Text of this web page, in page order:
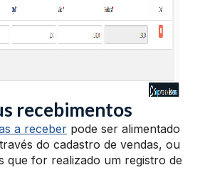
recebimentos
a receber pode ser alimentado
do cadastro de vendas, ou
que for realizado um registro de